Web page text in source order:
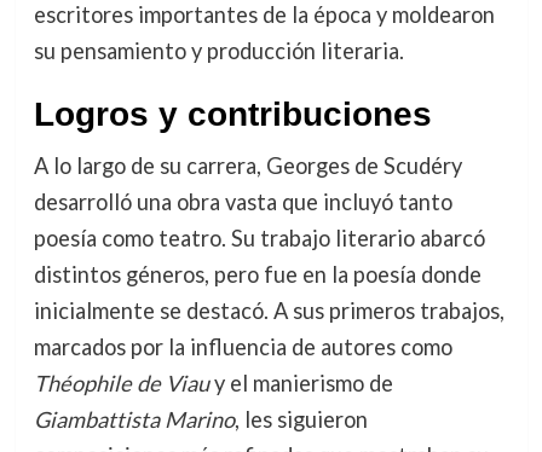
escritores importantes de la época y moldearon
su pensamiento y producción literaria.
Logros y contribuciones
A lo largo de su carrera, Georges de Scudéry
desarrolló una obra vasta que incluyó tanto
poesía como teatro. Su trabajo literario abarcó
distintos géneros, pero fue en la poesía donde
inicialmente se destacó. A sus primeros trabajos,
marcados por la influencia de autores como
Théophile de Viauy el manierismo de
Giambattista Marino, les siguieron